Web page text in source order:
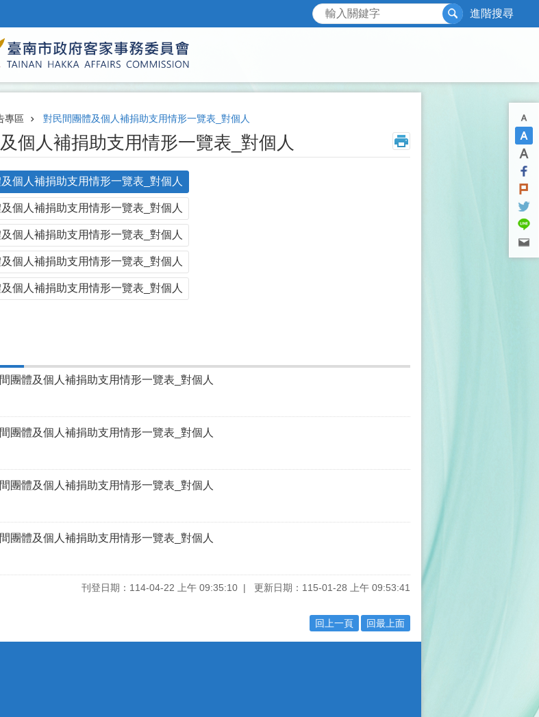
搜尋 進階搜尋
專區 對民間團體及個人補捐助支用情形一覽表_對個人
個人補捐助支用情形一覽表_對個人
個人補捐助支用情形一覽表_對個人
個人補捐助支用情形一覽表_對個人
個人補捐助支用情形一覽表_對個人
個人補捐助支用情形一覽表_對個人
個人補捐助支用情形一覽表_對個人
團體及個人補捐助支用情形一覽表_對個人
團體及個人補捐助支用情形一覽表_對個人
團體及個人補捐助支用情形一覽表_對個人
團體及個人補捐助支用情形一覽表_對個人
刊登日期：114-04-22 上午 09:35:10 更新日期：115-01-28 上午 09:53:41
回上一頁 回最上面